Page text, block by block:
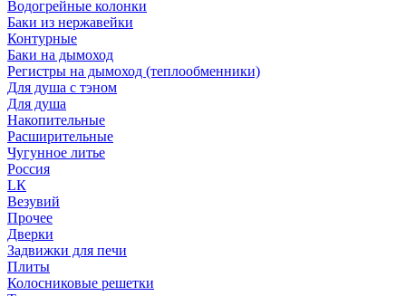
Водогрейные колонки
Баки из нержавейки
Контурные
Баки на дымоход
Регистры на дымоход (теплообменники)
Для душа с тэном
Для душа
Накопительные
Расширительные
Чугунное литье
Россия
LК
Везувий
Прочее
Дверки
Задвижки для печи
Плиты
Колосниковые решетки